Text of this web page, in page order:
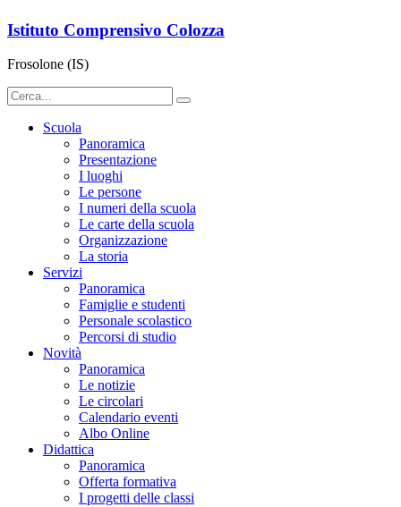
Istituto Comprensivo Colozza
Frosolone (IS)
Scuola
Panoramica
Presentazione
I luoghi
Le persone
I numeri della scuola
Le carte della scuola
Organizzazione
La storia
Servizi
Panoramica
Famiglie e studenti
Personale scolastico
Percorsi di studio
Novità
Panoramica
Le notizie
Le circolari
Calendario eventi
Albo Online
Didattica
Panoramica
Offerta formativa
I progetti delle classi